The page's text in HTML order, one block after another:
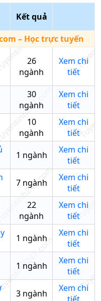
Kết quả
– Học trực tuyến
26
ngành
Xem chi
tiết
30
ngành
Xem chi
tiết
10
ngành
Xem chi
tiết
1 ngành
Xem chi
tiết
7ngành
Xem chi
tiết
22
ngành
Xem chi
tiết
1 ngành
Xem chi
tiết
1 ngành
Xem chi
tiết
3ngành
Xem chi